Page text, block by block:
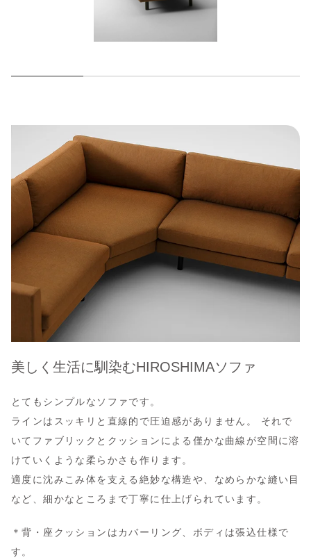
美しく生活に馴染むHIROSHIMAソファ
とてもシンプルなソファです。
ラインはスッキリと直線的で圧迫感がありません。 それで
いてファブリックとクッションによる僅かな曲線が空間に溶
けていくような柔らかさも作ります。
適度に沈みこみ体を支える絶妙な構造や、なめらかな縫い目
など、細かなところまで丁寧に仕上げられています。
＊背・座クッションはカバーリング、ボディは張込仕様で
す。